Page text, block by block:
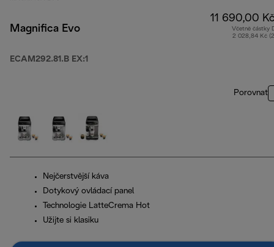
Magnifica Evo
ECAM292.81.B EX:1
11 690,00 Kč
Včetně částky
2 028,84 Kč
Porovnat
Nejčerstvější káva
Dotykový ovládací panel
Technologie LatteCrema Hot
Užijte si klasiku